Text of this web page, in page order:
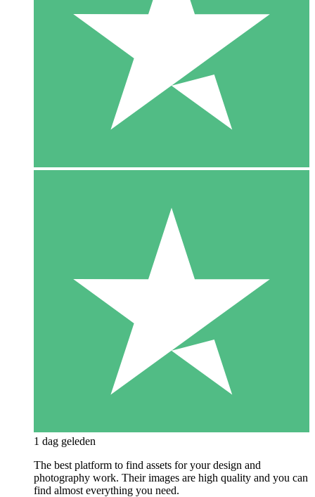
1 dag geleden
The best platform to find assets for your design and
photography work. Their images are high quality and you can
find almost everything you need.